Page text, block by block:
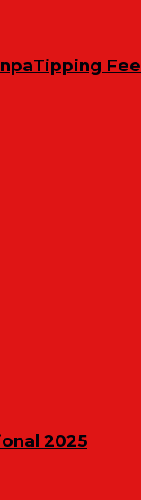
Fee
2025